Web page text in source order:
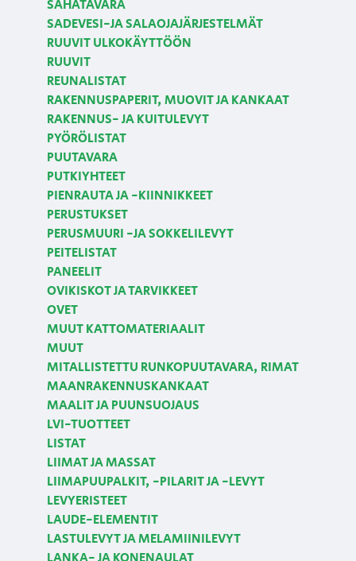
SAHATAVARA
SADEVESI-JA SALAOJAJÄRJESTELMÄT
RUUVIT ULKOKÄYTTÖÖN
RUUVIT
REUNALISTAT
RAKENNUSPAPERIT, MUOVIT JA KANKAAT
RAKENNUS- JA KUITULEVYT
PYÖRÖLISTAT
PUUTAVARA
PUTKIYHTEET
PIENRAUTA JA -KIINNIKKEET
PERUSTUKSET
PERUSMUURI -JA SOKKELILEVYT
PEITELISTAT
PANEELIT
OVIKISKOT JA TARVIKKEET
OVET
MUUT KATTOMATERIAALIT
MUUT
MITALLISTETTU RUNKOPUUTAVARA, RIMAT
MAANRAKENNUSKANKAAT
MAALIT JA PUUNSUOJAUS
LVI-TUOTTEET
LISTAT
LIIMAT JA MASSAT
LIIMAPUUPALKIT, -PILARIT JA -LEVYT
LEVYERISTEET
LAUDE-ELEMENTIT
LASTULEVYT JA MELAMIINILEVYT